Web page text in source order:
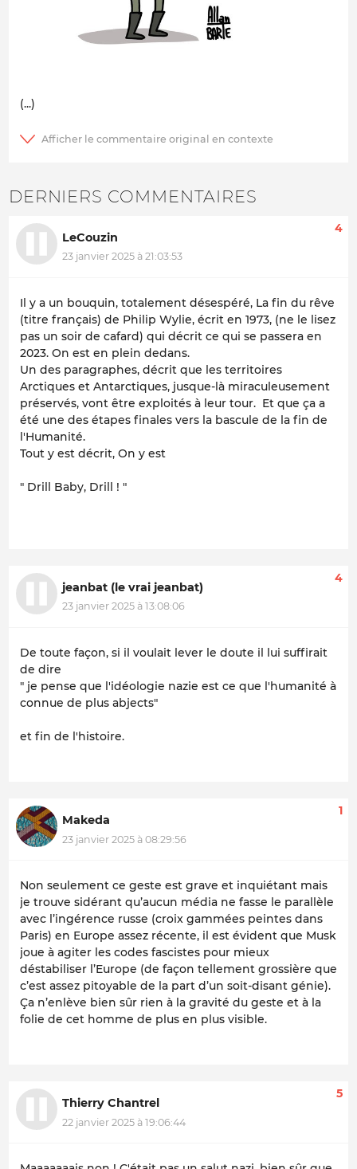
(...)
DERNIERS COMMENTAIRES
LeCouzin
23 janvier 2025 à 21:03:53
4
Il y a un bouquin, totalement désespéré, La fin du rêve
(titre français) de Philip Wylie, écrit en 1973, (ne le lisez
pas un soir de cafard) qui décrit ce qui se passera en
2023. On est en plein dedans.
Un des paragraphes, décrit que les territoires
Arctiques et Antarctiques, jusque-là miraculeusement
préservés, vont être exploités à leur tour. Et que ça a
été une des étapes finales vers la bascule de la fin de
l'Humanité.
Tout y est décrit, On y est
" Drill Baby, Drill ! "
jeanbat (le vrai jeanbat)
23 janvier 2025 à 13:08:06
4
De toute façon, si il voulait lever le doute il lui suffirait
de dire
" je pense que l'idéologie nazie est ce que l'humanité à
connue de plus abjects"
et fin de l'histoire.
Makeda
23 janvier 2025 à 08:29:56
1
Non seulement ce geste est grave et inquiétant mais
je trouve sidérant qu’aucun média ne fasse le parallèle
avec l’ingérence russe (croix gammées peintes dans
Paris) en Europe assez récente, il est évident que Musk
joue à agiter les codes fascistes pour mieux
déstabiliser l’Europe (de façon tellement grossière que
c’est assez pitoyable de la part d’un soit-disant génie).
Ça n’enlève bien sûr rien à la gravité du geste et à la
folie de cet homme de plus en plus visible.
Thierry Chantrel
22 janvier 2025 à 19:06:44
5